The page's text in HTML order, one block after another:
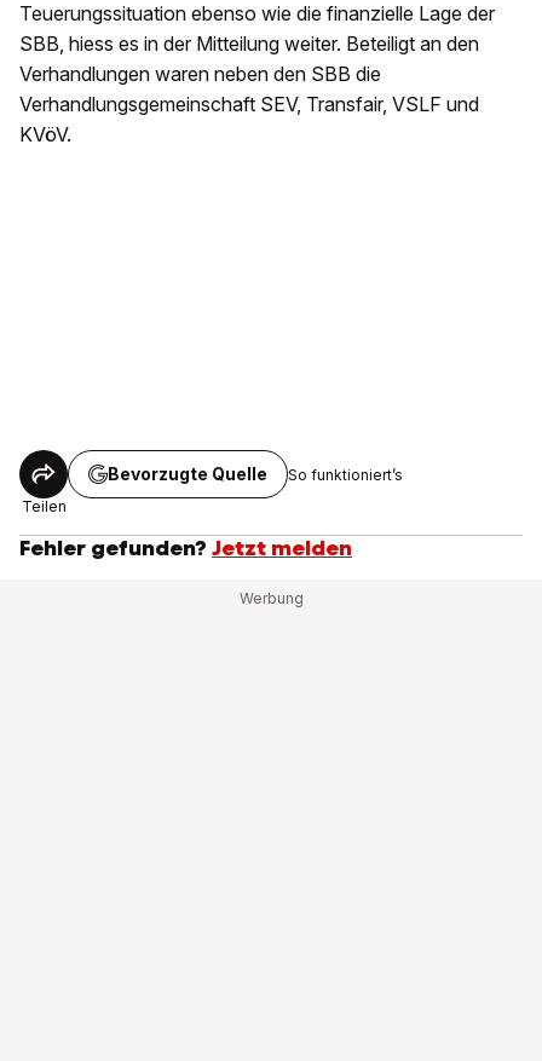
Teuerungssituation ebenso wie die finanzielle Lage der
SBB, hiess es in der Mitteilung weiter. Beteiligt an den
Verhandlungen waren neben den SBB die
Verhandlungsgemeinschaft SEV, Transfair, VSLF und
KVöV.
Teilen
Bevorzugte Quelle So funktioniert’s
Fehler gefunden? Jetzt melden